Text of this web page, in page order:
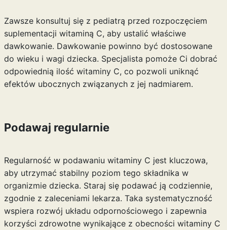
Zawsze konsultuj się z pediatrą przed rozpoczęciem
suplementacji witaminą C, aby ustalić właściwe
dawkowanie. Dawkowanie powinno być dostosowane
do wieku i wagi dziecka. Specjalista pomoże Ci dobrać
odpowiednią ilość witaminy C, co pozwoli uniknąć
efektów ubocznych związanych z jej nadmiarem.
Podawaj regularnie
Regularność w podawaniu witaminy C jest kluczowa,
aby utrzymać stabilny poziom tego składnika w
organizmie dziecka. Staraj się podawać ją codziennie,
zgodnie z zaleceniami lekarza. Taka systematyczność
wspiera rozwój układu odpornościowego i zapewnia
korzyści zdrowotne wynikające z obecności witaminy C